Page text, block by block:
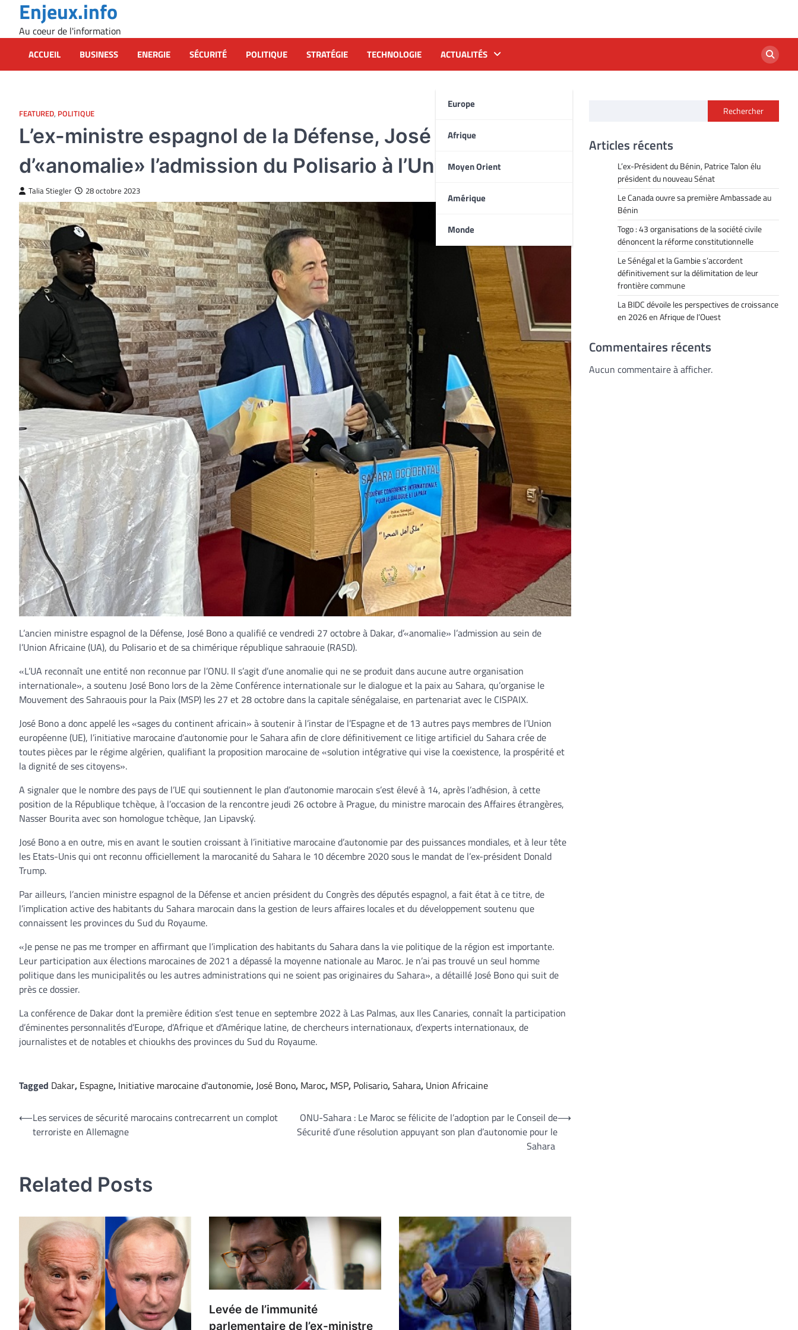
content
Enjeux.info
Au coeur de l'information
ACCUEIL BUSINESS ENERGIE SÉCURITÉ POLITIQUE STRATÉGIE TECHNOLOGIE ACTUALITÉS
Europe
Afrique
Moyen Orient
Amérique
Monde
FEATURED, POLITIQUE
L’ex-ministre espagnol de la Défense, José Bono qualifie
d’«anomalie» l’admission du Polisario à l’Union Africaine
Talia Stiegler 28 octobre 2023
L’ancien ministre espagnol de la Défense, José Bono a qualifié ce vendredi 27 octobre à Dakar, d’«anomalie» l’admission au sein de
l’Union Africaine (UA), du Polisario et de sa chimérique république sahraouie (RASD).
«L’UA reconnaît une entité non reconnue par l’ONU. Il s’agit d’une anomalie qui ne se produit dans aucune autre organisation
internationale», a soutenu José Bono lors de la 2ème Conférence internationale sur le dialogue et la paix au Sahara, qu’organise le
Mouvement des Sahraouis pour la Paix (MSP) les 27 et 28 octobre dans la capitale sénégalaise, en partenariat avec le CISPAIX.
José Bono a donc appelé les «sages du continent africain» à soutenir à l’instar de l’Espagne et de 13 autres pays membres de l’Union
européenne (UE), l’initiative marocaine d’autonomie pour le Sahara afin de clore définitivement ce litige artificiel du Sahara crée de
toutes pièces par le régime algérien, qualifiant la proposition marocaine de «solution intégrative qui vise la coexistence, la prospérité et
la dignité de ses citoyens».
A signaler que le nombre des pays de l’UE qui soutiennent le plan d’autonomie marocain s’est élevé à 14, après l’adhésion, à cette
position de la République tchèque, à l’occasion de la rencontre jeudi 26 octobre à Prague, du ministre marocain des Affaires étrangères,
Nasser Bourita avec son homologue tchèque, Jan Lipavský.
José Bono a en outre, mis en avant le soutien croissant à l’initiative marocaine d’autonomie par des puissances mondiales, et à leur tête
les Etats-Unis qui ont reconnu officiellement la marocanité du Sahara le 10 décembre 2020 sous le mandat de l’ex-président Donald
Trump.
Par ailleurs, l’ancien ministre espagnol de la Défense et ancien président du Congrès des députés espagnol, a fait état à ce titre, de
l’implication active des habitants du Sahara marocain dans la gestion de leurs affaires locales et du développement soutenu que
connaissent les provinces du Sud du Royaume.
«Je pense ne pas me tromper en affirmant que l’implication des habitants du Sahara dans la vie politique de la région est importante.
Leur participation aux élections marocaines de 2021 a dépassé la moyenne nationale au Maroc. Je n’ai pas trouvé un seul homme
politique dans les municipalités ou les autres administrations qui ne soient pas originaires du Sahara», a détaillé José Bono qui suit de
près ce dossier.
La conférence de Dakar dont la première édition s’est tenue en septembre 2022 à Las Palmas, aux Iles Canaries, connaît la participation
d’éminentes personnalités d’Europe, d’Afrique et d’Amérique latine, de chercheurs internationaux, d’experts internationaux, de
journalistes et de notables et chioukhs des provinces du Sud du Royaume.
Tagged Dakar, Espagne, Initiative marocaine d'autonomie, José Bono, Maroc, MSP, Polisario,Sahara, Union Africaine
Navigation
⟵Les services de sécurité marocains contrecarrent un complot
terroriste en Allemagne
ONU-Sahara : Le Maroc se félicite de l’adoption par le Conseil de
Sécurité d’une résolution appuyant son plan d’autonomie pour le
Sahara
⟶
Related Posts
Levée de l’immunité
parlementaire de l’ex-ministre
Rechercher
Articles récents
L’ex-Président du Bénin, Patrice Talon élu
président du nouveau Sénat
Le Canada ouvre sa première Ambassade au
Bénin
Togo : 43 organisations de la société civile
dénoncent la réforme constitutionnelle
Le Sénégal et la Gambie s’accordent
définitivement sur la délimitation de leur
frontière commune
La BIDC dévoile les perspectives de croissance
en 2026 en Afrique de l’Ouest
Commentaires récents
Aucun commentaire à afficher.